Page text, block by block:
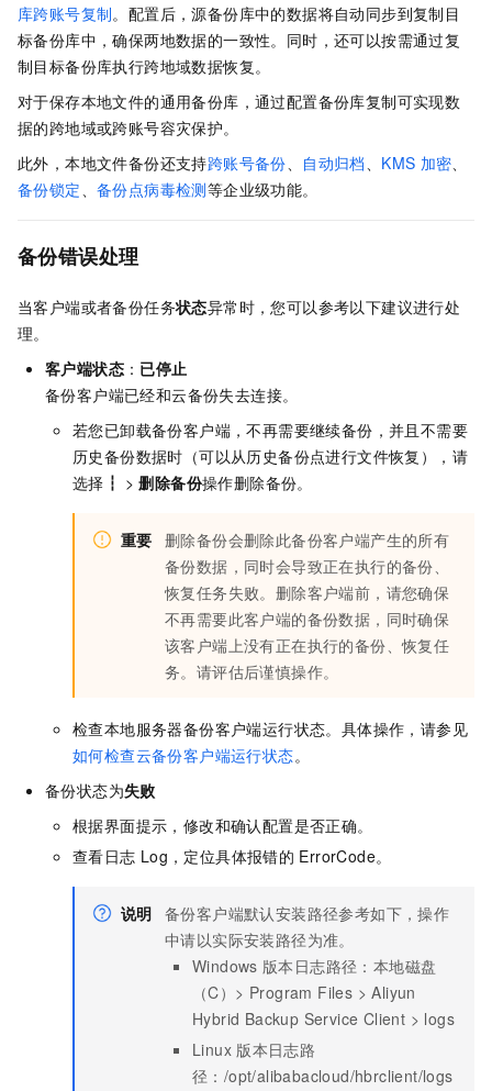
库跨账号复制。配置后，源备份库中的数据将自动同步到复制目
标备份库中，确保两地数据的一致性。同时，还可以按需通过复
制目标备份库执行跨地域数据恢复。
对于保存本地文件的通用备份库，通过配置备份库复制可实现数
据的跨地域或跨账号容灾保护。
此外，本地文件备份还支持跨账号备份 自动归档 KMS 加密
备份锁定 、备份点病毒检测等企业级功能。
备份错误处理
当客户端或者备份任务状态异常时，您可以参考以下建议进行处
理。
客户端状态 ： 已停止
备份客户端已经和云备份失去连接。
若您已卸载备份客户端，不再需要继续备份，并且不需要
历史备份数据时（可以从历史备份点进行文件恢复），请
选择 ┇ >删除备份操作删除备份。
重要 删除备份会删除此备份客户端产生的所有
备份数据，同时会导致正在执行的备份、
恢复任务失败。删除客户端前，请您确保
不再需要此客户端的备份数据，同时确保
该客户端上没有正在执行的备份、恢复任
务。请评估后谨慎操作。
检查本地服务器备份客户端运行状态。具体操作，请参见
如何检查云备份客户端运行状态。
备份状态为失败
根据界面提示，修改和确认配置是否正确。
查看日志 Log，定位具体报错的 ErrorCode。
说明 备份客户端默认安装路径参考如下，操作
中请以实际安装路径为准。
Windows 版本日志路径：本地磁盘
（C）> Program Files > Aliyun
Hybrid Backup Service Client > logs
Linux 版本日志路
径： /opt/alibabacloud/hbrclient/logs